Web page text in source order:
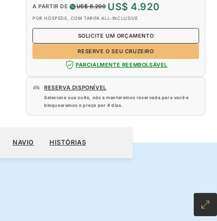
A PARTIR DE US$ 8.200 US$ 4.920
POR HÓSPEDE, COM TARIFA ALL-INCLUSIVE
RESERVE O SEU CRUZEIRO
SOLICITE UM ORÇAMENTO
PARCIALMENTE REEMBOLSÁVEL
RESERVA DISPONÍVEL
Selecione sua suíte, nós a manteremos reservada para você e
bloquearemos o preço por 4 dias.
RESERVE O SEU CRUZEIRO
NAVIO HISTÓRIAS